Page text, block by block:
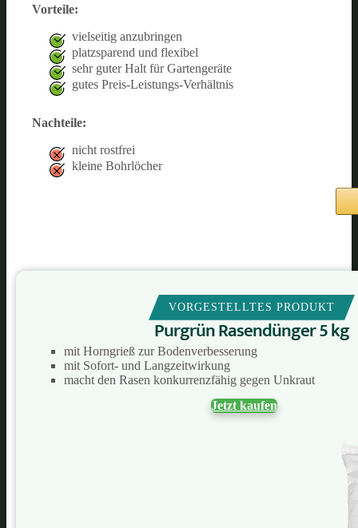
Vorteile:
vielseitig anzubringen
platzsparend und flexibel
sehr guter Halt für Gartengeräte
gutes Preis-Leistungs-Verhältnis
Nachteile:
nicht rostfrei
kleine Bohrlöcher
VORGESTELLTES PRODUKT
Purgrün Rasendünger 5 kg
mit Horngrieß zur Bodenverbesserung
mit Sofort- und Langzeitwirkung
macht den Rasen konkurrenzfähig gegen Unkraut
Jetzt kaufen